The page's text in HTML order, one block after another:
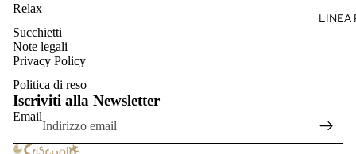
LANA
LINEA
Relax
Succhietti
Note legali
Privacy Policy
Politica di reso
Iscriviti alla Newsletter
Email
Informativa sulla privacy
Informativa sui rimborsi
Termini e condizioni del servizio
Informativa sulle spedizioni
Recapiti
Informativa legale